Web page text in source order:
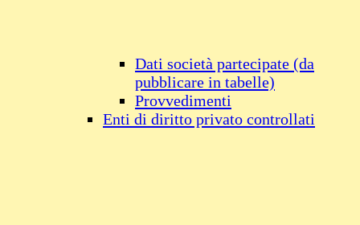
Dati società partecipate (da
pubblicare in tabelle)
Provvedimenti
Enti di diritto privato controllati